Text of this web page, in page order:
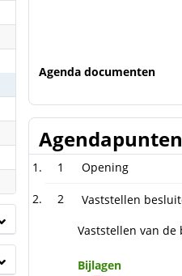
Agenda documenten
Agendapunten
1 Opening
2
Vaststellen
Vaststellen van de
Bijlagen